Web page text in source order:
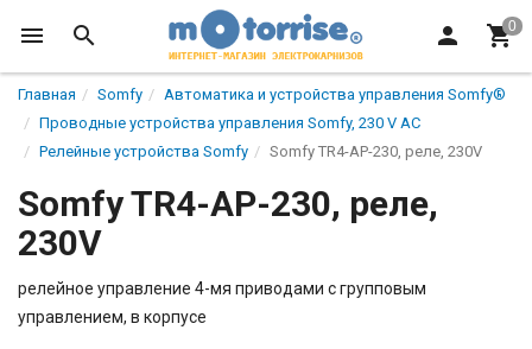
Главная Somfy
Автоматикa и устройства управления Somfy®
Проводные устройства управления Somfy, 230 V AC
Релейные устройства Somfy
Somfy TR4-AP-230, реле, 230V
Somfy TR4-AP-230, реле,
230V
релейное управление 4-мя приводами с групповым
управлением, в корпусе